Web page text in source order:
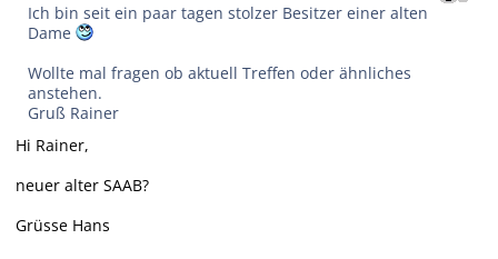
Ich bin seit ein paar tagen stolzer Besitzer einer alten
Dame
Wollte mal fragen ob aktuell Treffen oder ähnliches
anstehen.
Gruß Rainer
Hi Rainer,
neuer alter SAAB?
Grüsse Hans